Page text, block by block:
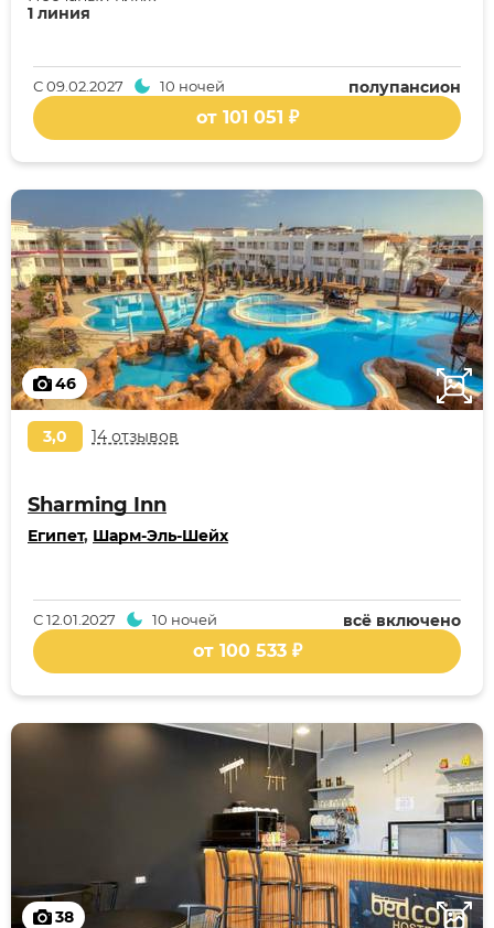
1 линия
полупансион
С09.02.2027 10 ночей
от 101 051 ₽
46
3,0 14 отзывов
Sharming Inn
Египет, Шарм-Эль-Шейх
всё включено
С12.01.2027 10 ночей
от 100 533 ₽
38